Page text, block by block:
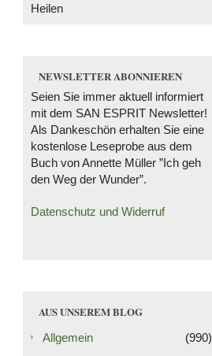
Heilen
NEWSLETTER ABONNIEREN
Seien Sie immer aktuell informiert
mit dem SAN ESPRIT Newsletter!
Als Dankeschön erhalten Sie eine
kostenlose Leseprobe aus dem
Buch von Annette Müller ”Ich geh
den Weg der Wunder”.
Datenschutz und Widerruf
AUS UNSEREM BLOG
Allgemein (990)